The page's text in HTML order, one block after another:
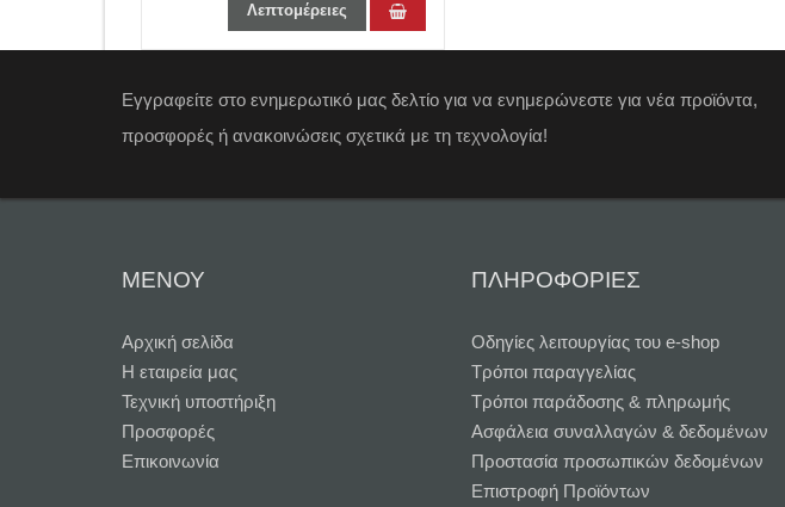
Λεπτομέρειες
Εγγραφείτε στο ενημερωτικό μας δελτίο για να ενημερώνεστε για νέα προϊόντα,
προσφορές ή ανακοινώσεις σχετικά με τη τεχνολογία!
ΜΕΝΟΥ
Αρχική σελίδα
Η εταιρεία μας
Τεχνική υποστήριξη
Προσφορές
Επικοινωνία
ΠΛΗΡΟΦΟΡΙΕΣ
Oδηγίες λειτουργίας του e-shop
Τρόποι παραγγελίας
Τρόποι παράδοσης & πληρωμής
Ασφάλεια συναλλαγών & δεδομένων
Προστασία προσωπικών δεδομένων
Επιστροφή Προϊόντων